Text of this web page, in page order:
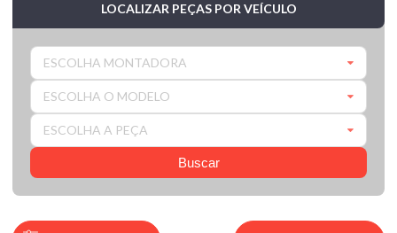
LOCALIZAR PEÇAS POR VEÍCULO
ESCOLHA MONTADORA
ESCOLHA O MODELO
ESCOLHA A PEÇA
Buscar